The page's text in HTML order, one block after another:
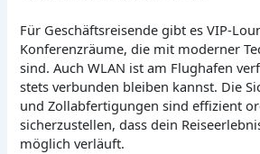
Für Geschäftsreisende gibt es VIP-
Konferenzräume, die mit moderner
sind. Auch WLAN ist am Flughafen
stets verbunden bleiben kannst. Die
und Zollabfertigungen sind effizient
sicherzustellen, dass dein
möglich verläuft.